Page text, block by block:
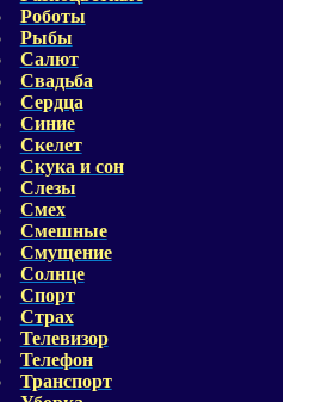
Роботы
Рыбы
Салют
Свадьба
Сердца
Синие
Скелет
Скука и сон
Слезы
Смех
Смешные
Смущение
Солнце
Спорт
Страх
Телевизор
Телефон
Транспорт